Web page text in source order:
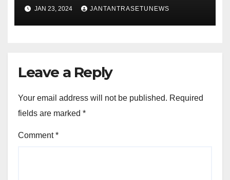
JAN 23, 2024 JANTANTRASETUNEWS
Leave a Reply
Your email address will not be published. Required
fields are marked *
Comment*